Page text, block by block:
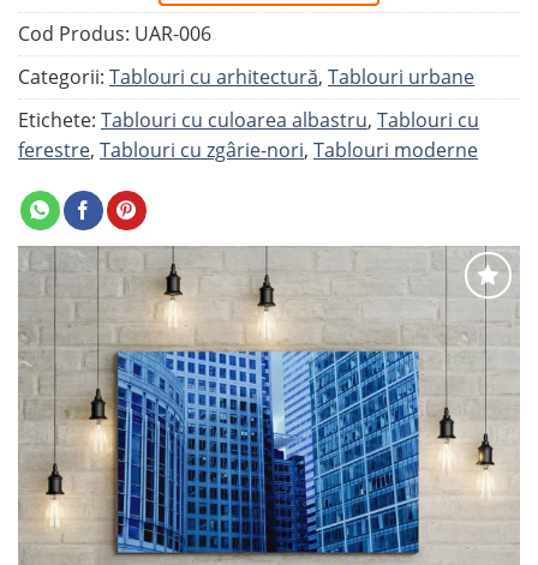
Adaugă
favorite
Cod Produs: UAR-006
Categorii: Tablouri cu arhitectură, Tablouri urbane
Etichete: Tablouri cu culoarea albastru, Tablouri cu
ferestre, Tablouri cu zgârie-nori, Tablouri moderne